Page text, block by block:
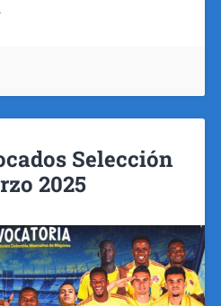
Selección
2025